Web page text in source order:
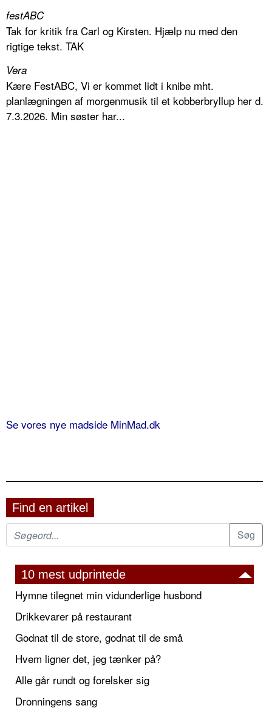
festABC
Tak for kritik fra Carl og Kirsten. Hjælp nu med den
rigtige tekst. TAK
Vera
Kære FestABC, Vi er kommet lidt i knibe mht.
planlægningen af morgenmusik til et kobberbryllup her d.
7.3.2026. Min søster har...
Se vores nye madside MinMad.dk
Find en artikel
10 mest udprintede
Hymne tilegnet min vidunderlige husbond
Drikkevarer på restaurant
Godnat til de store, godnat til de små
Hvem ligner det, jeg tænker på?
Alle går rundt og forelsker sig
Dronningens sang